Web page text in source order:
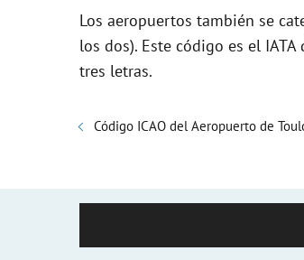
Los aeropuertos también se
los dos). Este código es el
tres letras.
Código ICAO del Aeropuerto de